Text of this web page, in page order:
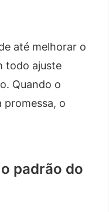
até melhorar o
todo ajuste
Quando o
promessa, o
padrão do